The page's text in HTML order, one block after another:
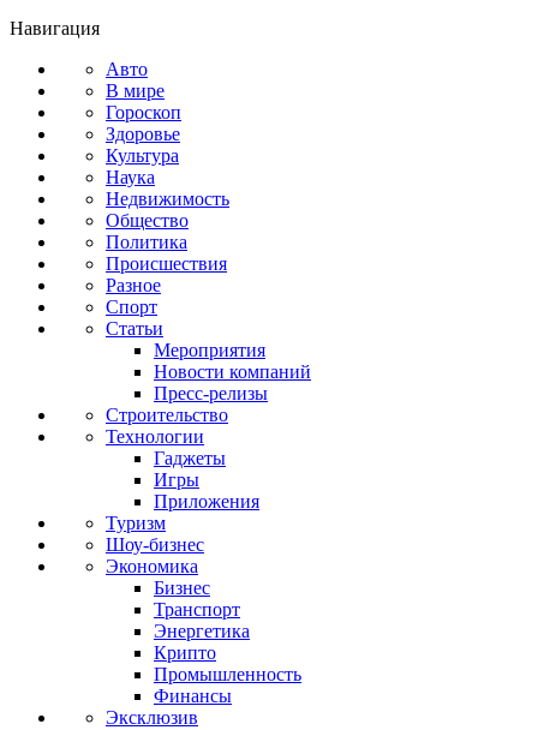
Навигация
Авто
В мире
Гороскоп
Здоровье
Культура
Наука
Недвижимость
Общество
Политика
Происшествия
Разное
Спорт
Статьи
Мероприятия
Новости компаний
Пресс-релизы
Строительство
Технологии
Гаджеты
Игры
Приложения
Туризм
Шоу-бизнес
Экономика
Бизнес
Транспорт
Энергетика
Крипто
Промышленность
Финансы
Эксклюзив